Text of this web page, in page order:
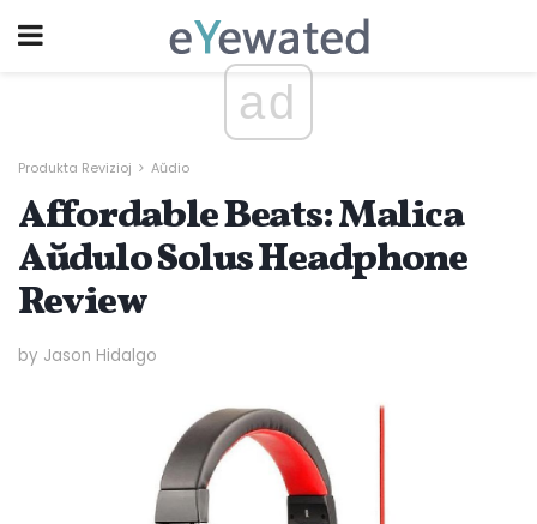
ad
Produkta Revizioj Aŭdio
Affordable Beats: Malica
Aŭdulo Solus Headphone
Review
by Jason Hidalgo